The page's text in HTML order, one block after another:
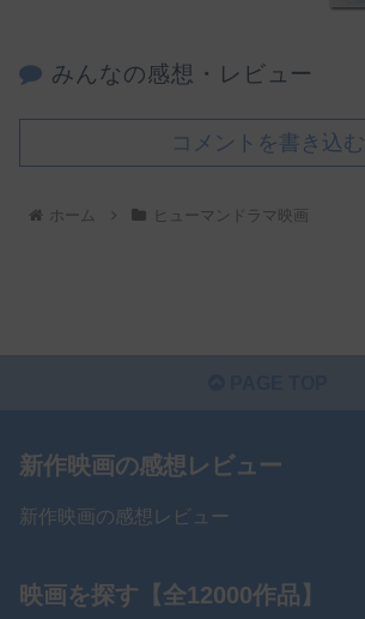
みんなの感想・レビュー
コメントを書き込む
ホーム ヒューマンドラマ映画
新作映画の感想レビュー
新作映画の感想レビュー
映画を探す【全12000作品】